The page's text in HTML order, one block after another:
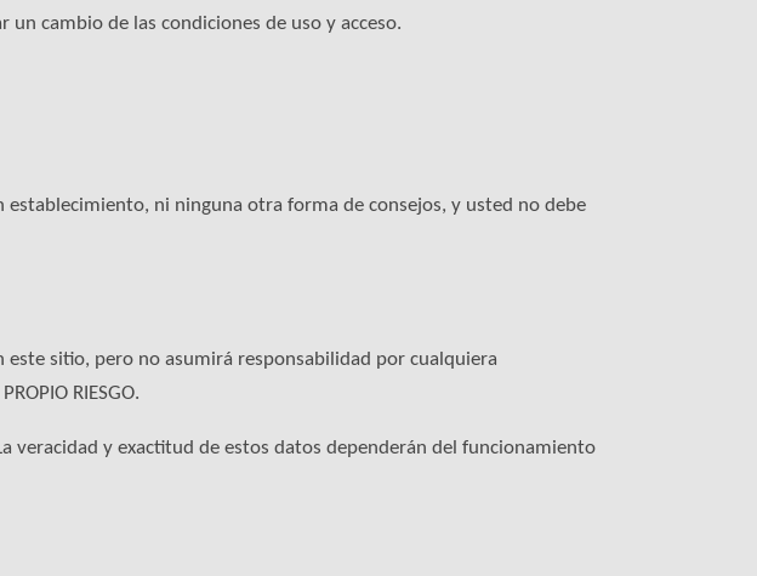
un cambio de las condiciones de uso y acceso.
ni ninguna otra forma de consejos, y usted no debe
este sitio, pero no asumirá responsabilidad por cualquiera
RIESGO.
veracidad y exactitud de estos datos dependerán del funcionamiento